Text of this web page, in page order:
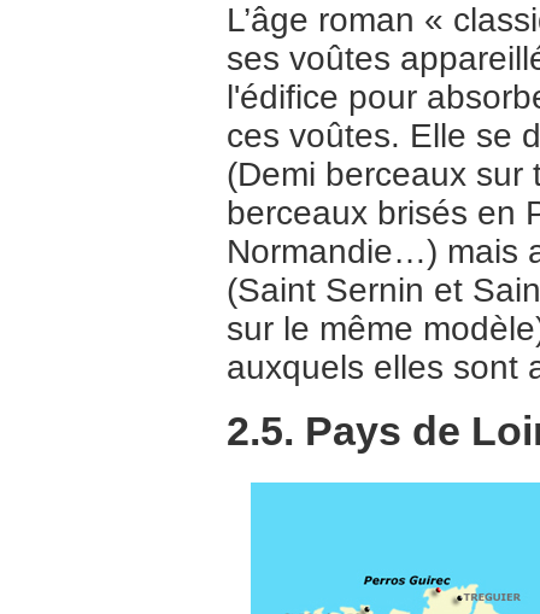
L’âge roman «
ses voûtes
l'édifice pour
ces voûtes. Elle se
(Demi berceaux sur
berceaux brisés en
Normandie…) mais
(Saint Sernin et
sur le même
auxquels elles sont
2.5. Pays de